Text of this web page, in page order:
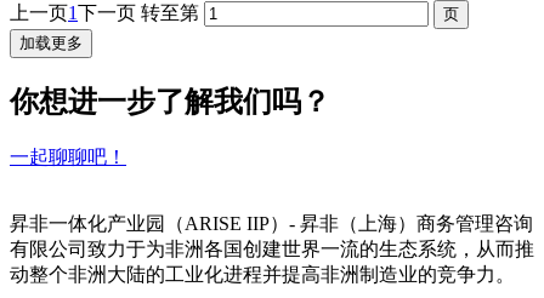
上一页1下一页 转至第
加载更多
你想进一步了解我们吗？
一起聊聊吧！
昇非一体化产业园（ARISE IIP）- 昇非（上海）商务管理咨询
有限公司致力于为非洲各国创建世界一流的生态系统，从而推
动整个非洲大陆的工业化进程并提高非洲制造业的竞争力。